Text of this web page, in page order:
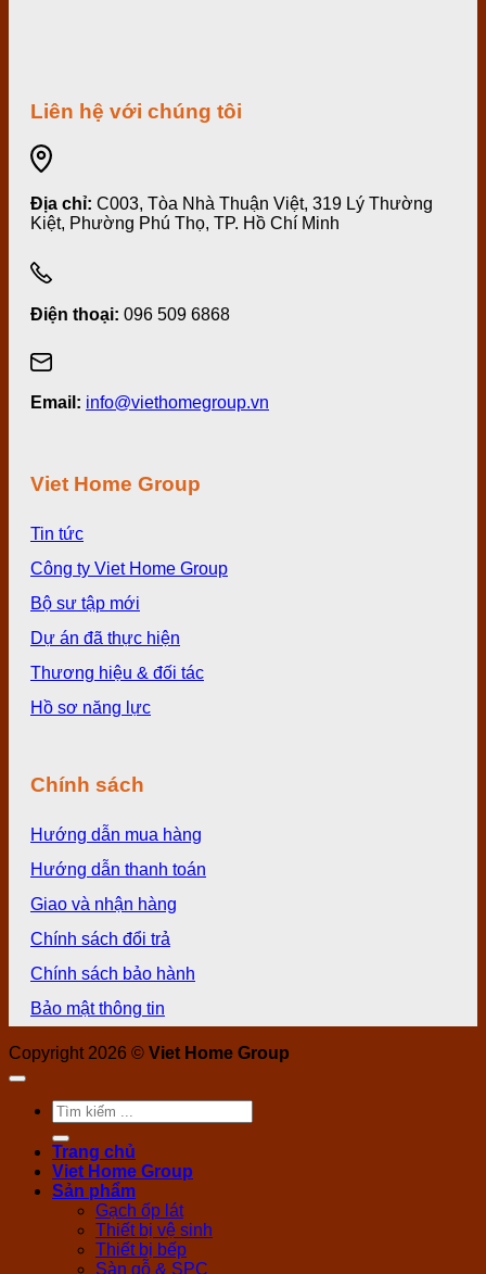
Liên hệ với chúng tôi
Địa chỉ: C003, Tòa Nhà Thuận Việt, 319 Lý Thường
Kiệt, Phường Phú Thọ, TP. Hồ Chí Minh
Điện thoại: 096 509 6868
Email: info@viethomegroup.vn
Viet Home Group
Tin tức
Công ty Viet Home Group
Bộ sư tập mới
Dự án đã thực hiện
Thương hiệu & đối tác
Hồ sơ năng lực
Chính sách
Hướng dẫn mua hàng
Hướng dẫn thanh toán
Giao và nhận hàng
Chính sách đổi trả
Chính sách bảo hành
Bảo mật thông tin
Copyright 2026 © Viet Home Group
Tìm
kiếm:
Trang chủ
Viet Home Group
Sản phẩm
Gạch ốp lát
Thiết bị vệ sinh
Thiết bị bếp
Sàn gỗ & SPC